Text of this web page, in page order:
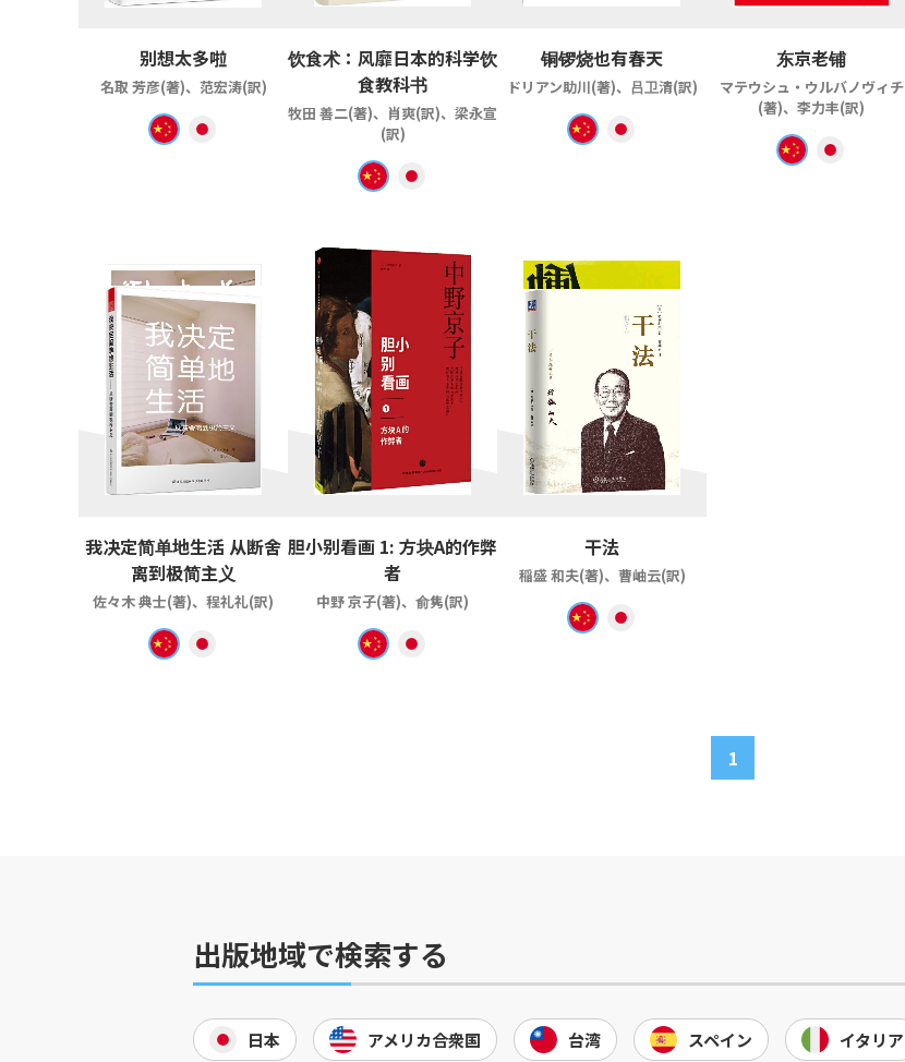
别想太多啦
名取 芳彦(著)、范宏涛(訳)
饮食术：风靡日本的科学饮
食教科书
牧田 善二(著)、肖爽(訳)、梁永宣
(訳)
铜锣烧也有春天
ドリアン助川(著)、吕卫清(訳)
东京老铺
マテウシュ・ウルバノヴィチ
(著)、李力丰(訳)
我决定简单地生活 从断舍
离到极简主义
佐々木 典士(著)、程礼礼(訳)
胆小别看画 1: 方块A的作弊
者
中野 京子(著)、俞隽(訳)
干法
稲盛 和夫(著)、曹岫云(訳)
1
出版地域で検索する
日本 アメリカ合衆国 台湾 スペイン イタリア